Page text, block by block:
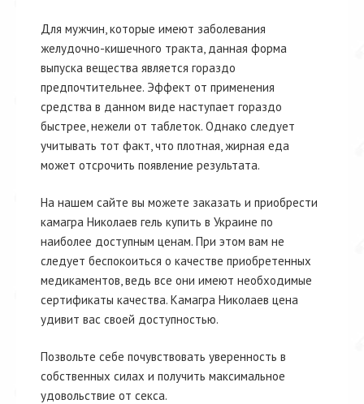
Для мужчин, которые имеют заболевания
желудочно-кишечного тракта, данная форма
выпуска вещества является гораздо
предпочтительнее. Эффект от применения
средства в данном виде наступает гораздо
быстрее, нежели от таблеток. Однако следует
учитывать тот факт, что плотная, жирная еда
может отсрочить появление результата.
На нашем сайте вы можете заказать и приобрести
камагра Николаев гель купить в Украине по
наиболее доступным ценам. При этом вам не
следует беспокоиться о качестве приобретенных
медикаментов, ведь все они имеют необходимые
сертификаты качества. Камагра Николаев цена
удивит вас своей доступностью.
Позвольте себе почувствовать уверенность в
собственных силах и получить максимальное
удовольствие от секса.